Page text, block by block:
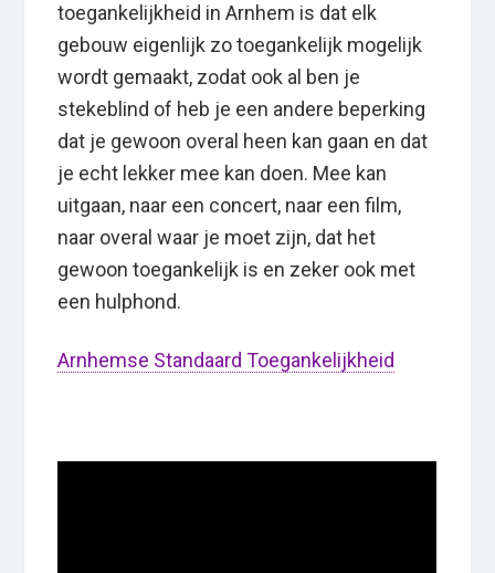
toegankelijkheid in Arnhem is dat elk
gebouw eigenlijk zo toegankelijk mogelijk
wordt gemaakt, zodat ook al ben je
stekeblind of heb je een andere beperking
dat je gewoon overal heen kan gaan en dat
je echt lekker mee kan doen. Mee kan
uitgaan, naar een concert, naar een film,
naar overal waar je moet zijn, dat het
gewoon toegankelijk is en zeker ook met
een hulphond.
Arnhemse Standaard Toegankelijkheid